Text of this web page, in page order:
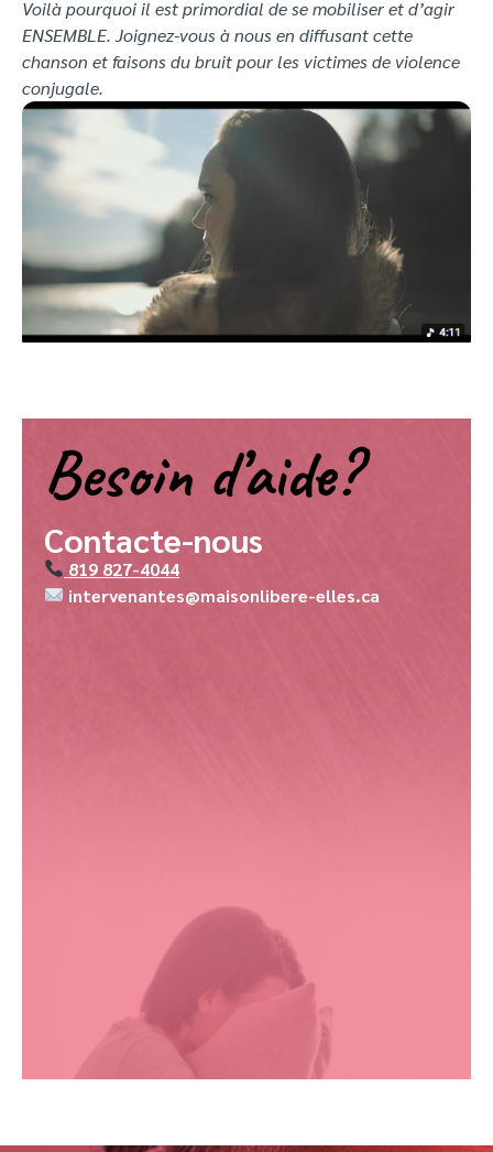
Voilà pourquoi il est primordial de se mobiliser et d’agir
ENSEMBLE. Joignez-vous à nous en diffusant cette
chanson et faisons du bruit pour les victimes de violence
conjugale.
Besoin d’aide?
Contacte-nous
819 827-4044
intervenantes@maisonlibere-elles.ca